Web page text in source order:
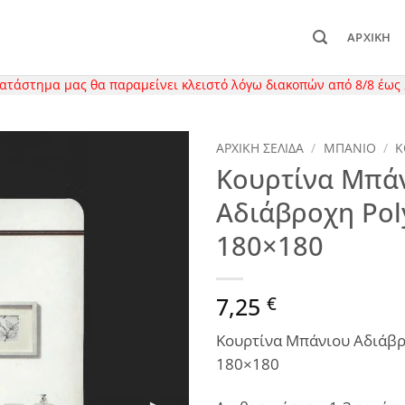
ΑΡΧΙΚΉ
μας θα παραμείνει κλειστό λόγω διακοπών από 8/8 έως
ΑΡΧΙΚΉ ΣΕΛΊΔΑ / ΜΠΑΝΙΟ /
Κουρτίνα
Αδιάβροχη
180×180
7,25 €
Κουρτίνα Μπάνιου
180×180